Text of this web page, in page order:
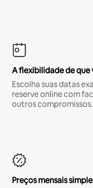
A flexibilidade de que
Escolha suas datas
reserve online com
outros
Preços mensais